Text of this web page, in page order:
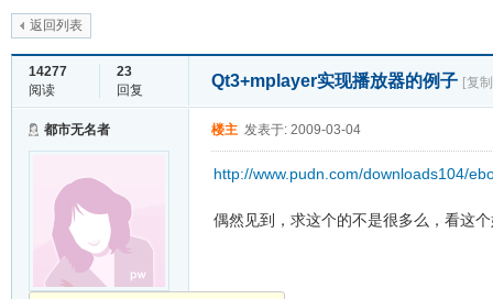
返回列表
14277
阅读
23
回复
Qt3+mplayer实现播放器的例子 [复
都市无名者 楼主 发表于: 2009-03-04
http://www.pudn.com/downloads104/
偶然见到，求这个的不是很多么，看这